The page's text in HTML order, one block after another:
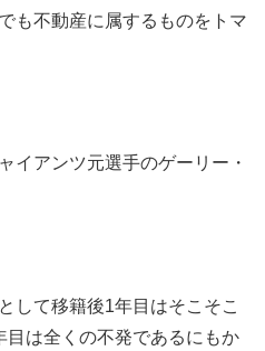
も不動産に属するものをトマ
イアンツ元選手のゲーリー・
して移籍後1年目はそこそこ
は全くの不発であるにもか